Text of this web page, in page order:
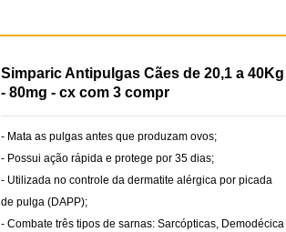
Simparic Antipulgas Cães de 20,1 a 40Kg
- 80mg - cx com 3 compr
- Mata as pulgas antes que produzam ovos;
- Possui ação rápida e protege por 35 dias;
- Utilizada no controle da dermatite alérgica por picada
de pulga (DAPP);
- Combate três tipos de sarnas: Sarcópticas, Demodécica